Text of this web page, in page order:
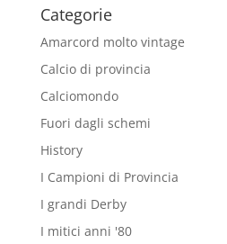
Categorie
Amarcord molto vintage
Calcio di provincia
Calciomondo
Fuori dagli schemi
History
I Campioni di Provincia
I grandi Derby
I mitici anni '80